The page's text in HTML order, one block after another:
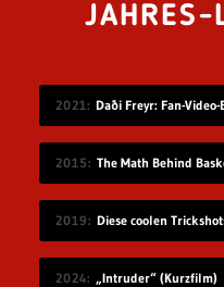
JAHRES-
2021
2015 The Math Behind
2019
2024 „Intruder“ (Kurzfilm)